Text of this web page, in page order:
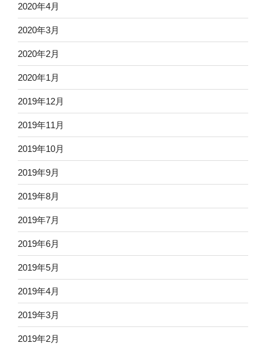
2020年4月
2020年3月
2020年2月
2020年1月
2019年12月
2019年11月
2019年10月
2019年9月
2019年8月
2019年7月
2019年6月
2019年5月
2019年4月
2019年3月
2019年2月